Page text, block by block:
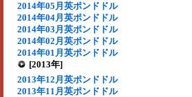
2014年05月英ポンドドル
2014年04月英ポンドドル
2014年03月英ポンドドル
2014年02月英ポンドドル
2014年01月英ポンドドル
[2013年]
2013年12月英ポンドドル
2013年11月英ポンドドル